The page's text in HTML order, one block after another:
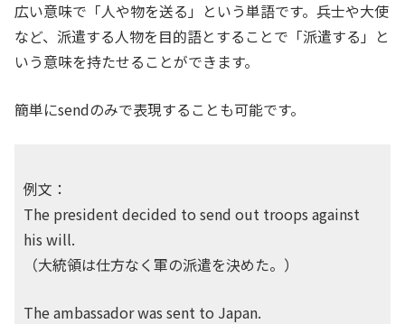
広い意味で「人や物を送る」という単語です。兵士や大使
など、派遣する人物を目的語とすることで「派遣する」と
いう意味を持たせることができます。
簡単にsendのみで表現することも可能です。
例文：
The president decided to send out troops against
his will.
（大統領は仕方なく軍の派遣を決めた。）
The ambassador was sent to Japan.